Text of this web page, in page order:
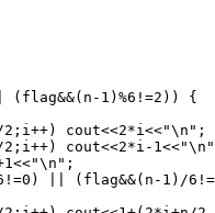
(flag&&(n - 1 ) %6 !=2 )) {
2 ;i ++) cout<<2*i <<"\n " ;
2 ;i ++) cout<<2*i - 1 <<"\n "
1 <<"\n " ;
!=0 ) (flag&&(n - 1 ) /6 !=